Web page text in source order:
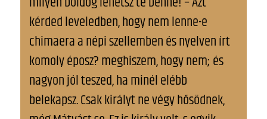
kérded leveledben, hogy nem lenne-e
chimaera a népi szellemben és nyelven írt
komoly éposz? meghiszem, hogy nem; és
nagyon jól teszed, ha minél elébb
belekapsz. Csak királyt ne végy hősödnek,